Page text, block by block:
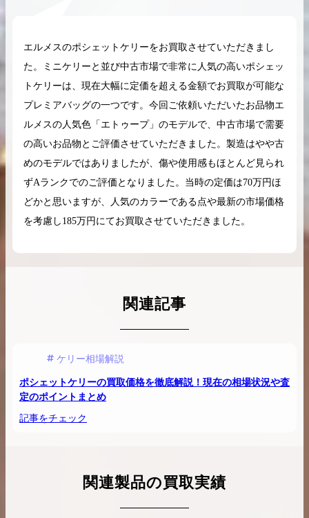
コラムをさらにみる
エルメスのポシェットケリーをお買取させていただきまし
た。ミニケリーと並び中古市場で非常に人気の高いポシェッ
トケリーは、現在大幅に定価を超える金額でお買取が可能な
プレミアバッグの一つです。今回ご依頼いただいたお品物エ
ルメスの人気色「エトゥープ」のモデルで、中古市場で需要
の高いお品物とご評価させていただきました。製造はやや古
めのモデルではありましたが、傷や使用感もほとんど見られ
ずAランクでのご評価となりました。当時の定価は70万円ほ
どかと思いますが、人気のカラーである点や最新の市場価格
を考慮し185万円にてお買取させていただきました。
関連記事
ケリー相場解説
ポシェットケリーの買取価格を徹底解説！現在の相場状況や査
定のポイントまとめ
記事をチェック
関連製品の買取実績